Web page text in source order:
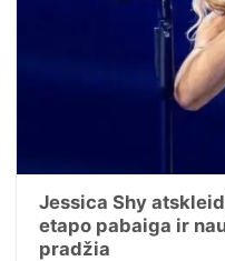
Jessica Shy
etapo pabaiga ir
pradžia